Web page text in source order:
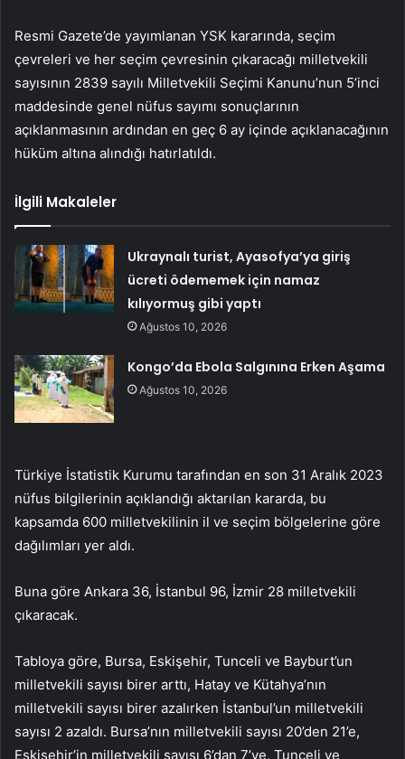
Resmi Gazete’de yayımlanan YSK kararında, seçim
çevreleri ve her seçim çevresinin çıkaracağı milletvekili
sayısının 2839 sayılı Milletvekili Seçimi Kanunu’nun 5’inci
maddesinde genel nüfus sayımı sonuçlarının
açıklanmasının ardından en geç 6 ay içinde açıklanacağının
hüküm altına alındığı hatırlatıldı.
İlgili Makaleler
Ukraynalı turist, Ayasofya’ya giriş
ücreti ödememek için namaz
kılıyormuş gibi yaptı
Ağustos 10, 2026
Kongo’da Ebola Salgınına Erken Aşama
Ağustos 10, 2026
Türkiye İstatistik Kurumu tarafından en son 31 Aralık 2023
nüfus bilgilerinin açıklandığı aktarılan kararda, bu
kapsamda 600 milletvekilinin il ve seçim bölgelerine göre
dağılımları yer aldı.
Buna göre Ankara 36, İstanbul 96, İzmir 28 milletvekili
çıkaracak.
Tabloya göre, Bursa, Eskişehir, Tunceli ve Bayburt’un
milletvekili sayısı birer arttı, Hatay ve Kütahya’nın
milletvekili sayısı birer azalırken İstanbul’un milletvekili
sayısı 2 azaldı. Bursa’nın milletvekili sayısı 20’den 21’e,
Eskişehir’in milletvekili sayısı 6’dan 7’ye, Tunceli ve